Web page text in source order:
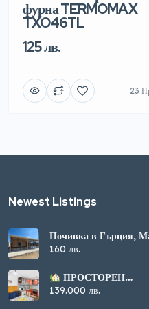
фурна TERMOMAX
TXO46TL
125 лв.
23
Newest Listings​
Почивка в Гърция,
160 лв.
ПРОСТОРЕН
МНОГОСТАЕН
АПАРТАМЕНТ В
139.000 лв.